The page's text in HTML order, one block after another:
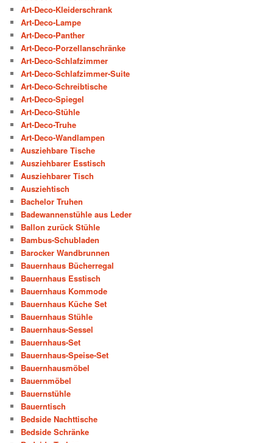
Art-Deco-Kleiderschrank
Art-Deco-Lampe
Art-Deco-Panther
Art-Deco-Porzellanschränke
Art-Deco-Schlafzimmer
Art-Deco-Schlafzimmer-Suite
Art-Deco-Schreibtische
Art-Deco-Spiegel
Art-Deco-Stühle
Art-Deco-Truhe
Art-Deco-Wandlampen
Ausziehbare Tische
Ausziehbarer Esstisch
Ausziehbarer Tisch
Ausziehtisch
Bachelor Truhen
Badewannenstühle aus Leder
Ballon zurück Stühle
Bambus-Schubladen
Barocker Wandbrunnen
Bauernhaus Bücherregal
Bauernhaus Esstisch
Bauernhaus Kommode
Bauernhaus Küche Set
Bauernhaus Stühle
Bauernhaus-Sessel
Bauernhaus-Set
Bauernhaus-Speise-Set
Bauernhausmöbel
Bauernmöbel
Bauernstühle
Bauerntisch
Bedside Nachttische
Bedside Schränke